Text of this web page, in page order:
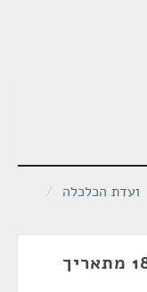
ועדת הכלכלה /
ישיבת ועדה של הכנסת ה-18 מתאריך